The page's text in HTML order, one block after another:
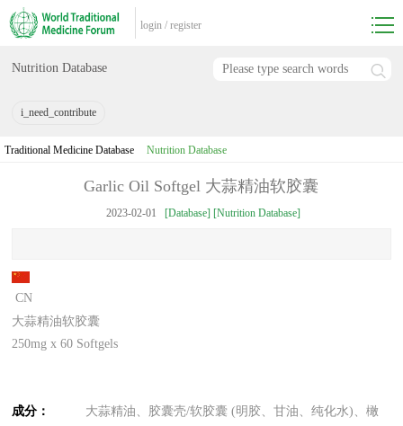
login / register
Nutrition Database
i_need_contribute
Traditional Medicine Database Nutrition Database
Garlic Oil Softgel 大蒜精油软胶囊
2023-02-01 [Database] [Nutrition Database]
CN
大蒜精油软胶囊
250mg x 60 Softgels
成分：
大蒜精油、胶囊壳/软胶囊 (明胶、甘油、纯化水)、橄